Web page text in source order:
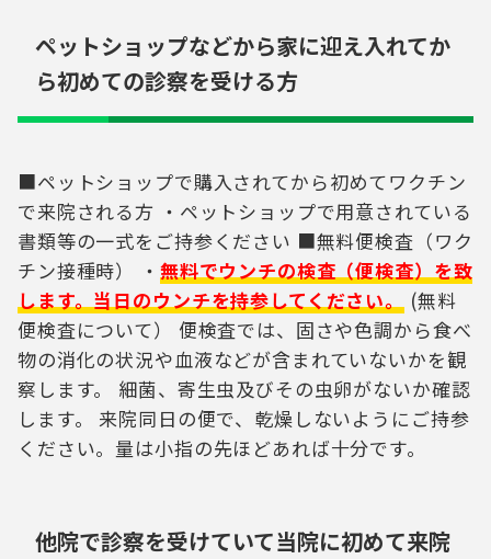
ペットショップなどから家に迎え入れてか
ら初めての診察を受ける方
■ペットショップで購入されてから初めてワクチン
で来院される方 ・ペットショップで用意されている
書類等の一式をご持参ください ■無料便検査（ワク
チン接種時） ・ 無料でウンチの検査（便検査）を致
します。当日のウンチを持参してください。 (無料
便検査について） 便検査では、固さや色調から食べ
物の消化の状況や血液などが含まれていないかを観
察します。 細菌、寄生虫及びその虫卵がないか確認
します。 来院同日の便で、乾燥しないようにご持参
ください。量は小指の先ほどあれば十分です。
他院で診察を受けていて当院に初めて来院